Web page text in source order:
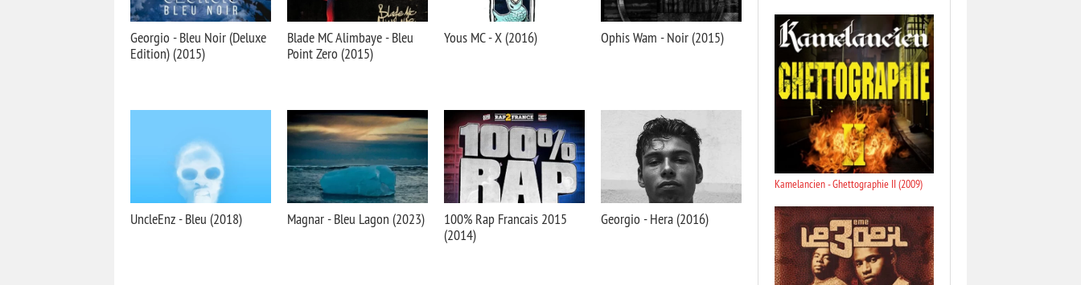
Georgio - Bleu Noir (Deluxe
Edition) (2015)
Blade MC Alimbaye - Bleu
Point Zero (2015)
Yous MC - X (2016) Ophis Wam - Noir (2015)
UncleEnz - Bleu (2018) Magnar - Bleu Lagon (2023)
100% Rap Francais 2015
(2014)
Georgio - Hera (2016)
Kamelancien - Ghettographie II (2009)